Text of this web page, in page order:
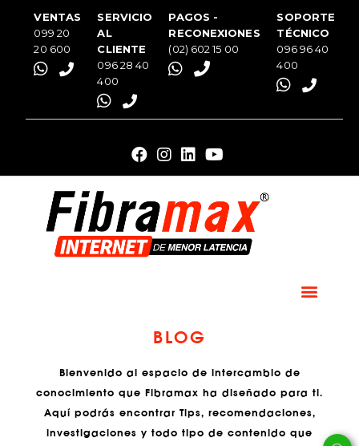
VENTAS
099 20
20 600
SERVICIO
AL
CLIENTE
096 28 40
400
PAGOS -
RECONEXIONES
(02) 602 15 00
SOPORTE
TÉCNICO
096 96 40
400
BLOG
Bienvenido al espacio de intercambio de
conocimiento que Fibramax ha diseñado para ti.
Aquí podrás encontrar Tips, recomendaciones,
investigaciones y todo tipo de contenido que